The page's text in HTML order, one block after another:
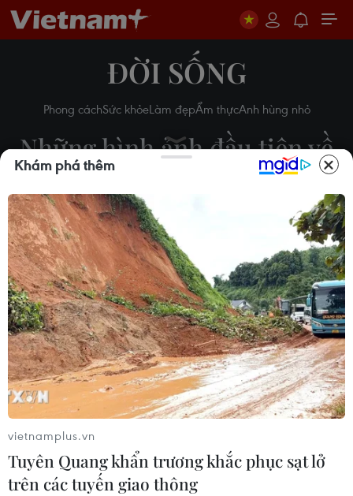
ĐỜI SỐNG
Phong cáchSức khỏeLàm đẹpẨm thựcAnh hùng nhỏ
Những hình ảnh đầu tiên về
các thành viên Lợn Rừng
trong bệnh viện
11/07/2018 13:03
Theo dõi VietnamPlus
Giới chức Y tế Thái Lan cho biết tình trạng sức khỏe
của các thành viên đội bóng thiếu niên vừa được
giải cứu đang được theo dõi sát sao.
Khám phá thêm
vietnamplus.vn
Tuyên Quang khẩn trương khắc phục sạt lở
trên các tuyến giao thông